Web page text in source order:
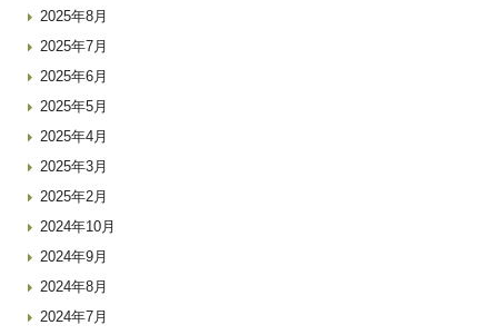
2025年8月
2025年7月
2025年6月
2025年5月
2025年4月
2025年3月
2025年2月
2024年10月
2024年9月
2024年8月
2024年7月